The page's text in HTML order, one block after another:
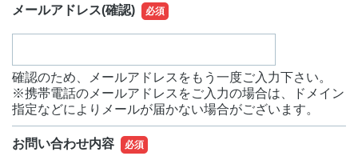
メールアドレス(確認) 必須
確認のため、メールアドレスをもう一度ご入力下さい。
※携帯電話のメールアドレスをご入力の場合は、ドメイン
指定などによりメールが届かない場合がございます。
お問い合わせ内容 必須